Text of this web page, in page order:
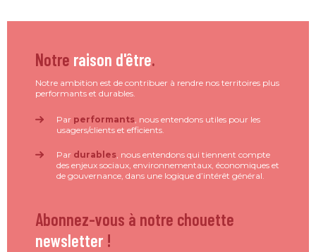
Notre raison d'être.
Notre ambition est de contribuer à rendre nos territoires plus
performants et durables.
Par performants, nous entendons utiles pour les
usagers/clients et efficients.
Par durables, nous entendons qui tiennent compte
des enjeux sociaux, environnementaux, économiques et
de gouvernance, dans une logique d’intérêt général.
Abonnez-vous à notre chouette
newsletter !